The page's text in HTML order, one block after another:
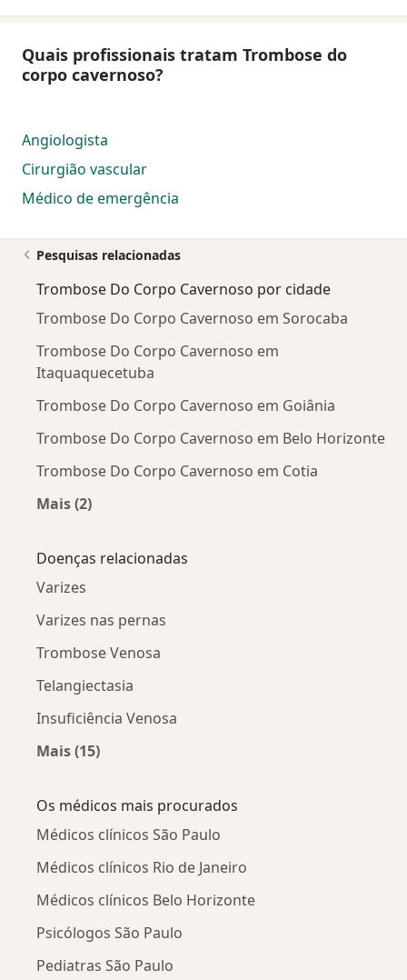
Quais profissionais tratam Trombose do
corpo cavernoso?
Angiologista
Cirurgião vascular
Médico de emergência
Pesquisas relacionadas
Trombose Do Corpo Cavernoso por cidade
Trombose Do Corpo Cavernoso em Sorocaba
Trombose Do Corpo Cavernoso em
Itaquaquecetuba
Trombose Do Corpo Cavernoso em Goiânia
Trombose Do Corpo Cavernoso em Belo Horizonte
Trombose Do Corpo Cavernoso em Cotia
Mais (2)
Doenças relacionadas
Varizes
Varizes nas pernas
Trombose Venosa
Telangiectasia
Insuficiência Venosa
Mais (15)
Os médicos mais procurados
Médicos clínicos São Paulo
Médicos clínicos Rio de Janeiro
Médicos clínicos Belo Horizonte
Psicólogos São Paulo
Pediatras São Paulo